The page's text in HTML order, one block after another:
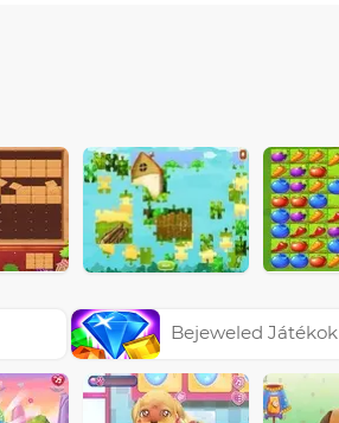
Bejeweled Játékok